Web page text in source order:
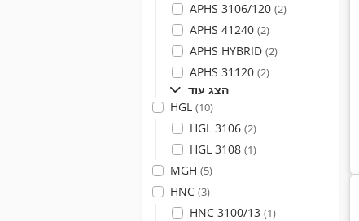
APHS 3106/120 (2)
APHS 41240 (2)
APHS HYBRID (2)
APHS 31120 (2)
הצג עוד
HGL (10)
HGL 3106 (2)
HGL 3108 (1)
MGH (5)
HNC (3)
HNC 3100/13 (1)